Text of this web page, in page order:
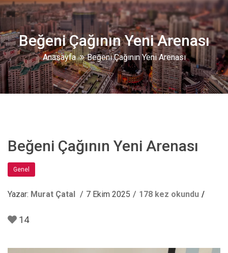
Beğeni Çağının Yeni Arenası
Anasayfa Beğeni Çağının Yeni Arenası
Beğeni Çağının Yeni Arenası
Genel
Yazar: Murat Çatal 7 Ekim 2025 178 kez okundu
14